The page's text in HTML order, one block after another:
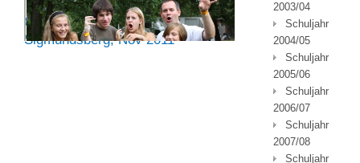
Chorwochenende in
Sigmundsberg, Nov 2011
2003/04
Schuljahr
2004/05
Schuljahr
2005/06
Schuljahr
2006/07
Schuljahr
2007/08
Schuljahr